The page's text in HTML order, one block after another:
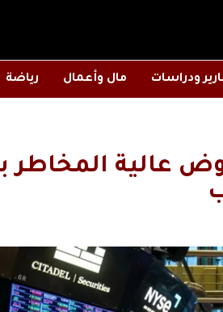
ودراسات مال وأعمال رياضة
عالية المخاطر